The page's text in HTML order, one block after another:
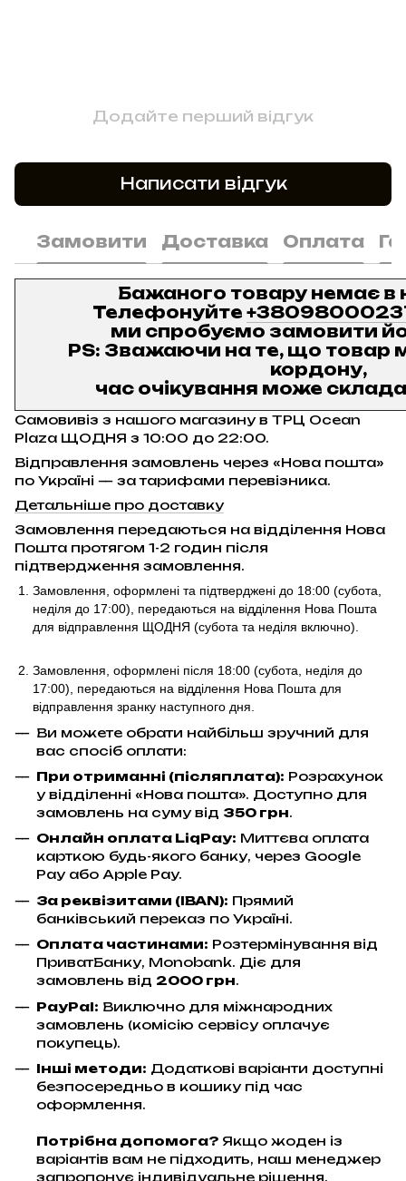
Додайте перший відгук
Написати відгук
Замовити Доставка Оплата
Бажаного товару немає в
Телефонуйте
ми спробуємо замовити
PS: Зважаючи на те, що товар
кордону,
час очікування може
Самовивіз з нашого магазину в ТРЦ Ocean
Plaza ЩОДНЯ з 10:00 до 22:00.
Відправлення замовлень через «Нова пошта»
по Україні — за тарифами перевізника.
Детальніше про доставку
Замовлення передаються на відділення Нова
Пошта протягом 1-2 годин після
підтвердження замовлення.
Замовлення, оформлені та підтверджені до 18:00 (субота,
неділя до 17:00) , передаються на відділення Нова Пошта
для відправлення ЩОДНЯ (субота та неділя включно).
Замовлення, оформлені після 18:00 (субота, неділя до
17:00), передаються на відділення Нова Пошта для
відправлення зранку наступного дня.
Ви можете обрати найбільш зручний для
вас спосіб оплати:
При отриманні (післяплата): Розрахунок
у відділенні «Нова пошта». Доступно для
замовлень на суму від 350 грн.
Онлайн оплата LiqPay: Миттєва оплата
карткою будь-якого банку, через Google
Pay або Apple Pay.
За реквізитами (IBAN): Прямий
банківський переказ по Україні.
Оплата частинами: Розтермінування від
ПриватБанку, Monobank. Діє для
замовлень від 2000 грн.
PayPal: Виключно для міжнародних
замовлень (комісію сервісу оплачує
покупець).
Інші методи: Додаткові варіанти доступні
безпосередньо в кошику під час
оформлення.
Потрібна допомога? Якщо жоден із
варіантів вам не підходить, наш менеджер
запропонує індивідуальне рішення.